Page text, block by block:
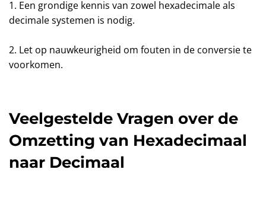
1. Een grondige kennis van zowel hexadecimale als
decimale systemen is nodig.
2. Let op nauwkeurigheid om fouten in de conversie te
voorkomen.
Veelgestelde Vragen over de
Omzetting van Hexadecimaal
naar Decimaal